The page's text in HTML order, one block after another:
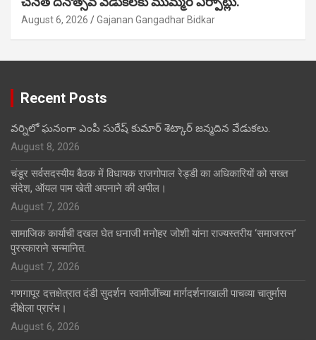
August 6, 2026 Gajanan Gangadhar Bidkar
Recent Posts
వర్నిలో ఘనంగా ఎంపీ సురేష్ కుమార్ శెట్కార్ జన్మదిన వేడుకలు.
August 8, 2026
चंडूर सर्वसदस्यीय बैठक में विधायक राजगोपाल रेड्डी का अधिकारियों को सख्त
संदेश, ऑयल पाम खेती अपनाने की अपील।
August 7, 2026
सामाजिक कार्याची दखल घेत धनाजी मनोहर जोशी यांना राज्यस्तरीय ‘समाजरत्न’
पुरस्काराने सन्मानित.
August 7, 2026
गणगापूर दत्तक्षेत्रात दंडी सुदर्शन स्वामीजींच्या मार्गदर्शनाखाली पाचव्या चातुर्मास
दीक्षेला प्रारंभ।
August 6, 2026